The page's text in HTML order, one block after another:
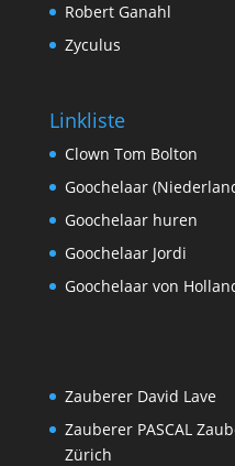
Robert Ganahl
Zyculus
Linkliste
Clown Tom Bolton
Goochelaar
Goochelaar huren
Goochelaar Jordi
Goochelaar von
Zauberer David Lave
Zauberer PASCAL
Zürich